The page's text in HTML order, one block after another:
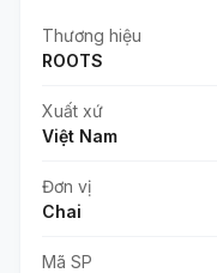
Thương hiệu
ROOTS
Xuất xứ
Việt Nam
Đơn vị
Chai
Mã SP